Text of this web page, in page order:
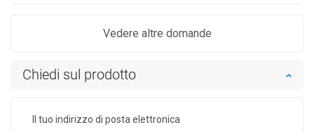
Vedere altre domande
Chiedi sul prodotto